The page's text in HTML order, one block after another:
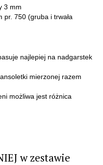
3 mm
pr. 750 (gruba i trwała
najlepiej na nadgarstek
mierzonej razem
możliwa jest różnica
w zestawie